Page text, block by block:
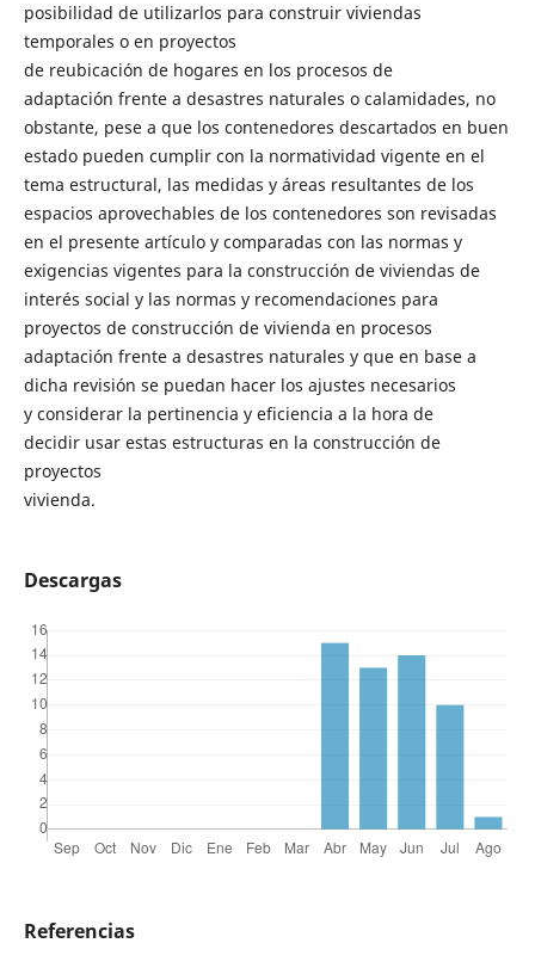
posibilidad de utilizarlos para construir viviendas
temporales o en proyectos
de reubicación de hogares en los procesos de
adaptación frente a desastres naturales o calamidades, no
obstante, pese a que los contenedores descartados en buen
estado pueden cumplir con la normatividad vigente en el
tema estructural, las medidas y áreas resultantes de los
espacios aprovechables de los contenedores son revisadas
en el presente artículo y comparadas con las normas y
exigencias vigentes para la construcción de viviendas de
interés social y las normas y recomendaciones para
proyectos de construcción de vivienda en procesos
adaptación frente a desastres naturales y que en base a
dicha revisión se puedan hacer los ajustes necesarios
y considerar la pertinencia y eficiencia a la hora de
decidir usar estas estructuras en la construcción de
proyectos
vivienda.
Descargas
Referencias